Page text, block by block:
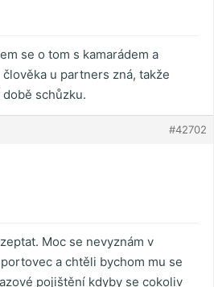
se o tom s kamarádem a
u partners zná, takže
schůzku.
#42702
Moc se nevyznám v
a chtěli bychom mu se
pojištění kdyby se cokoliv